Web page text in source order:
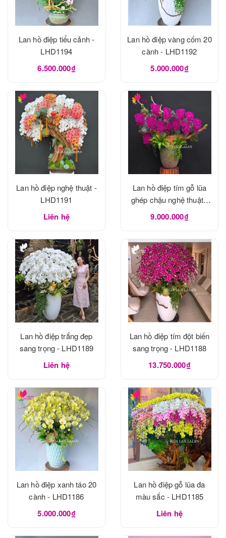
Lan hồ điệp tiểu cảnh -
LHD1194
6.500.000₫
Lan hồ điệp vàng cốm 20
cành - LHD1192
5.000.000₫
Lan hồ điệp nghệ thuật -
LHD1191
Liên hệ
Lan hồ điệp tím gỗ lũa
ghép chậu nghệ thuật -
LHD1190
9.000.000₫
Lan hồ điệp trắng đẹp
sang trọng - LHD1189
Liên hệ
Lan hồ điệp tím đột biến
sang trọng - LHD1188
13.750.000₫
Lan hồ điệp xanh táo 20
cành - LHD1186
5.000.000₫
Lan hồ điệp gỗ lũa đa
màu sắc - LHD1185
Liên hệ